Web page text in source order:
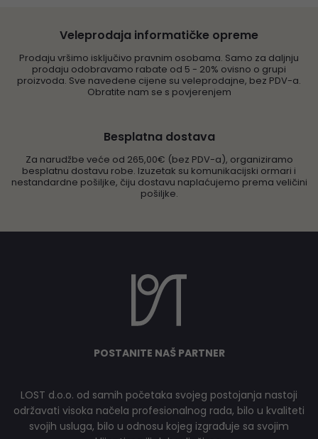
Veleprodaja informatičke opreme
Prodaju vršimo isključivo pravnim osobama. Samo za daljnju
prodaju odobravamo rabate od 5 - 20% ovisno o grupi
proizvoda. Sve navedene cijene su veleprodajne, bez PDV-a.
Obratite nam se s povjerenjem
Besplatna dostava
Za narudžbe veće od 265,00€ (bez PDV-a), organiziramo
besplatnu dostavu robe. Izuzetak su komunikacijski ormari i
nestandardne pošiljke, čiju dostavu naplaćujemo prema veličini
pošiljke.
POSTANITE NAŠ PARTNER
LOST d.o.o. od samih početaka svojeg postojanja nastoji
održavati visoka načela profesionalnog rada, bilo u kvaliteti
svojih usluga, bilo u odnosu kojeg izgrađuje sa svojim